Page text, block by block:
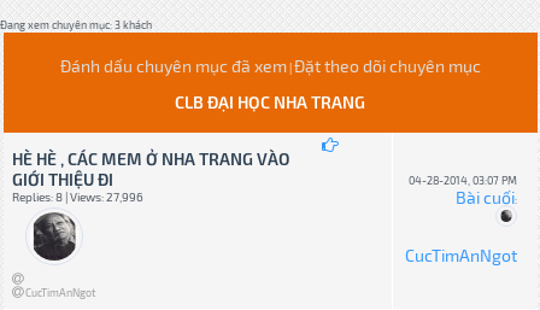
Đang xem chuyên mục: 3 khách
Đánh dấu chuyên mục đã xem| Đặt theo dõi chuyên mục
CLB ĐẠI HỌC NHA TRANG
HÈ HÈ , CÁC MEM Ở NHA TRANG VÀO
GIỚI THIỆU ĐI
Replies: 8 | Views: 27,996
CucTimAnNgot
04-28-2014, 03:07 PM
Bài cuối:
CucTimAnNgot